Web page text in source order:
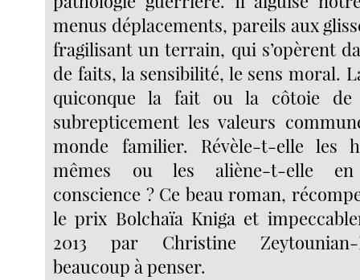
menus déplacements, pareils aux
fragilisant un terrain, qui s’opèrent
de faits, la sensibilité, le sens moral.
quiconque la fait ou la côtoie
subrepticement les valeurs
monde familier. Révèle-t-elle les
mêmes ou les aliène-t-elle
conscience ? Ce beau roman,
le prix Bolchaïa Kniga et
2013 par Christine Zeytounian-
beaucoup à penser.